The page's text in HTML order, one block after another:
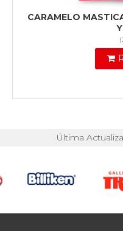
CARAMELO
(
Última